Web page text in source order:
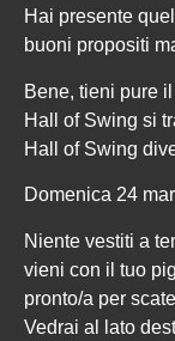
Hai presente
buoni propositi
Bene, tieni pure
Hall of Swing si
Hall of Swing
Domenica 24
Niente vestiti a
vieni con il tuo
pronto/a per
Vedrai al lato